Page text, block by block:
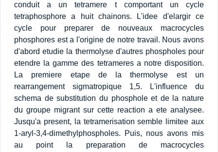
conduit a un tetramere t comportant un cycle
tetraphosphore a huit chainons. L'idee d'elargir ce
cycle pour preparer de nouveaux macrocycles
phosphores est a l'origine de notre travail. Nous avons
d'abord etudie la thermolyse d'autres phospholes pour
etendre la gamme des tetrameres a notre disposition.
La premiere etape de la thermolyse est un
rearrangement sigmatropique 1,5. L'influence du
schema de substitution du phosphole et de la nature
du groupe migrant sur cette reaction a ete analysee.
Jusqu'a present, la tetramerisation semble limitee aux
1-aryl-3,4-dimethylphospholes. Puis, nous avons mis
au point la preparation de macrocycles